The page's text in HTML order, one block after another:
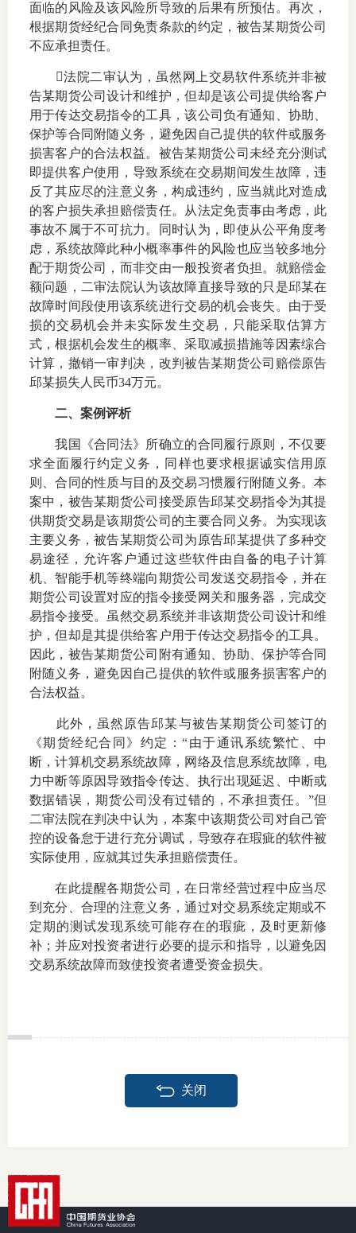
案情解
政策法
网上投
投教委
调解委
在线调
联系方
面临的风险及该风险所导致的后果有所预估。再次，
根据期货经纪合同免责条款的约定，被告某期货公司
不应承担责任。
法院二审认为，虽然网上交易软件系统并非被
告某期货公司设计和维护，但却是该公司提供给客户
用于传达交易指令的工具，该公司负有通知、协助、
保护等合同附随义务，避免因自己提供的软件或服务
损害客户的合法权益。被告某期货公司未经充分测试
即提供客户使用，导致系统在交易期间发生故障，违
反了其应尽的注意义务，构成违约，应当就此对造成
的客户损失承担赔偿责任。从法定免责事由考虑，此
事故不属于不可抗力。同时认为，即使从公平角度考
虑，系统故障此种小概率事件的风险也应当较多地分
配于期货公司，而非交由一般投资者负担。就赔偿金
额问题，二审法院认为该故障直接导致的只是邱某在
故障时间段使用该系统进行交易的机会丧失。由于受
损的交易机会并未实际发生交易，只能采取估算方
式，根据机会发生的概率、采取减损措施等因素综合
计算，撤销一审判决，改判被告某期货公司赔偿原告
邱某损失人民币34万元。
二、 案例评析
我国《合同法》所确立的合同履行原则，不仅要
求全面履行约定义务，同样也要求根据诚实信用原
则、合同的性质与目的及交易习惯履行附随义务。本
案中，被告某期货公司接受原告邱某交易指令为其提
供期货交易是该期货公司的主要合同义务。为实现该
主要义务，被告某期货公司为原告邱某提供了多种交
易途径，允许客户通过这些软件由自备的电子计算
机、智能手机等终端向期货公司发送交易指令，并在
期货公司设置对应的指令接受网关和服务器，完成交
易指令接受。虽然交易系统并非该期货公司设计和维
护，但却是其提供给客户用于传达交易指令的工具。
因此，被告某期货公司附有通知、协助、保护等合同
附随义务，避免因自己提供的软件或服务损害客户的
合法权益。
此外，虽然原告邱某与被告某期货公司签订的
《期货经纪合同》约定：“由于通讯系统繁忙、中
断，计算机交易系统故障，网络及信息系统故障，电
力中断等原因导致指令传达、执行出现延迟、中断或
数据错误，期货公司没有过错的，不承担责任。”但
二审法院在判决中认为，本案中该期货公司对自己管
控的设备怠于进行充分调试，导致存在瑕疵的软件被
实际使用，应就其过失承担赔偿责任。
在此提醒各期货公司，在日常经营过程中应当尽
到充分、合理的注意义务，通过对交易系统定期或不
定期的测试发现系统可能存在的瑕疵，及时更新修
补；并应对投资者进行必要的提示和指导，以避免因
交易系统故障而致使投资者遭受资金损失。
关闭